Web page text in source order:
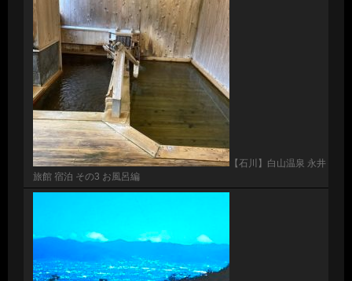
【石川】白山温泉 永井
旅館 宿泊 その3 お風呂編